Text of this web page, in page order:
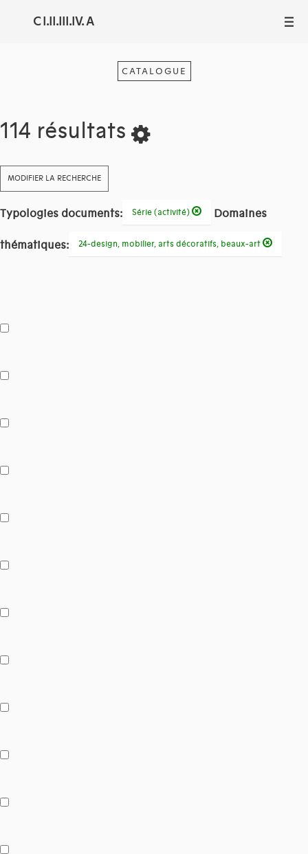
C I.II.III.IV. A III
CATALOGUE
114 résultats
MODIFIER LA RECHERCHE
Typologies documents: Série (activité) Domaines
thématiques: 24-design, mobilier, arts décoratifs, beaux-art